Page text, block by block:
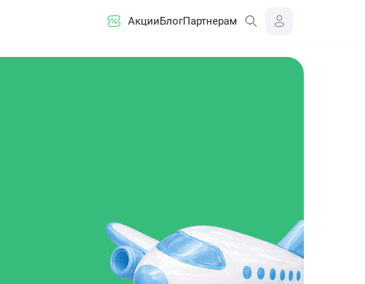
АкцииБлогПартнерам